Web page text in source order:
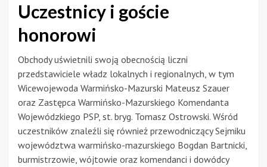
Uczestnicy i goście
honorowi
Obchody uświetnili swoją obecnością liczni
przedstawiciele władz lokalnych i regionalnych, w tym
Wicewojewoda Warmińsko-Mazurski Mateusz Szauer
oraz Zastępca Warmińsko-Mazurskiego Komendanta
Wojewódzkiego PSP, st. bryg. Tomasz Ostrowski. Wśród
uczestników znaleźli się również przewodniczący Sejmiku
województwa warmińsko-mazurskiego Bogdan Bartnicki,
burmistrzowie, wójtowie oraz komendanci i dowódcy